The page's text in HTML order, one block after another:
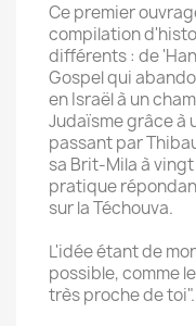
Ce premier
compilation
différents : de
Gospel qui
en Israël à un
Judaïsme grâce à
passant par
sa Brit-Mila à
pratique
sur la Téchouva.
L'idée étant de
possible, comme
très proche de